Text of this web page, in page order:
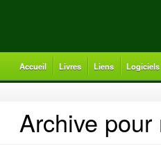
Accueil Livres Liens Logiciels
Archive pour